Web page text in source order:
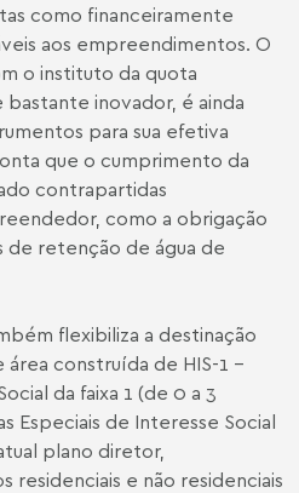
como financeiramente
aos empreendimentos. O
o instituto da quota
inovador, é ainda
para sua efetiva
que o cumprimento da
contrapartidas
como a obrigação
retenção de água de
flexibiliza a destinação
construída de HIS-1 –
da faixa 1 (de 0 a 3
Especiais de Interesse Social
plano diretor,
residenciais e não residenciais